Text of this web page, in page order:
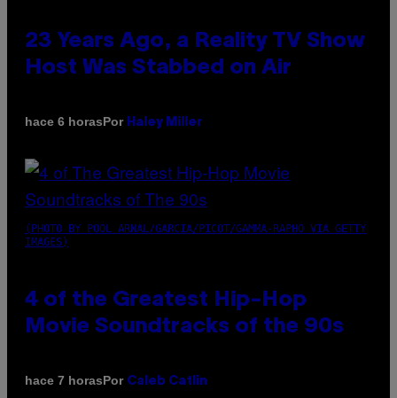
23 Years Ago, a Reality TV Show
Host Was Stabbed on Air
hace 6 horasPor Haley Miller
(PHOTO BY POOL ARNAL/GARCIA/PICOT/GAMMA-RAPHO VIA GETTY
IMAGES)
4 of the Greatest Hip-Hop
Movie Soundtracks of the 90s
hace 7 horasPor Caleb Catlin